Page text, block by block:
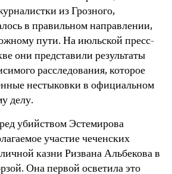
из Грозного,
в правильном направлении,
пути. На июльской пресс-
они представили результаты
расследования, которое
нестыковки в официальном
делу.
убийством Эстемирова
участие чеченских
казни Ризвана Альбекова в
Она первой осветила это